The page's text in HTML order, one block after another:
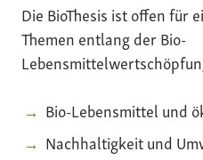
Die BioThesis ist offen für
Themen entlang der Bio-
Bio-Lebensmittel und
Nachhaltigkeit und